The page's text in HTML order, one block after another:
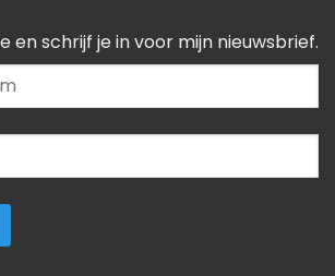
en schrijf je in voor mijn nieuwsbrief.